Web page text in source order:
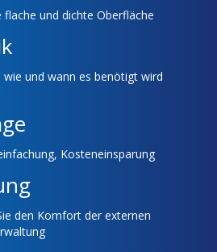
flache und dichte Oberfläche
und wann es benötigt wird
Kosteneinsparung
den Komfort der externen